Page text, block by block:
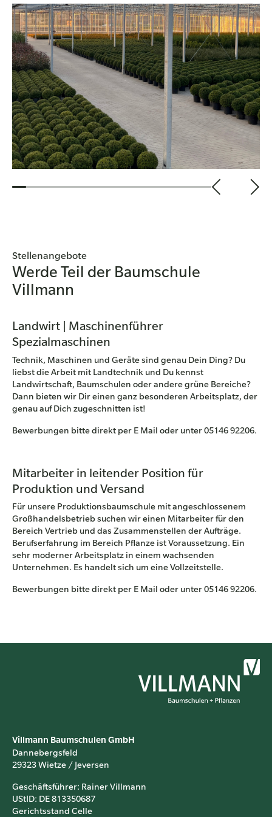
Fahrzeugen und schonender Handhabung sorgen wir dafür,
dass Ihre Pflanzen frisch und unversehrt ankommen.
Stellenangebote
Werde Teil der Baumschule
Villmann
Landwirt | Maschinenführer
Spezialmaschinen
Technik, Maschinen und Geräte sind genau Dein Ding? Du
liebst die Arbeit mit Landtechnik und Du kennst
Landwirtschaft, Baumschulen oder andere grüne Bereiche?
Dann bieten wir Dir einen ganz besonderen Arbeitsplatz, der
genau auf Dich zugeschnitten ist!
Bewerbungen bitte direkt per E Mail oder unter 05146 92206.
Mitarbeiter in leitender Position für
Produktion und Versand
Für unsere Produktionsbaumschule mit angeschlossenem
Großhandelsbetrieb suchen wir einen Mitarbeiter für den
Bereich Vertrieb und das Zusammenstellen der Aufträge.
Berufserfahrung im Bereich Pflanze ist Voraussetzung. Ein
sehr moderner Arbeitsplatz in einem wachsenden
Unternehmen. Es handelt sich um eine Vollzeitstelle.
Bewerbungen bitte direkt per E Mail oder unter 05146 92206.
Villmann Baumschulen GmbH
Dannebergsfeld
29323 Wietze / Jeversen
Geschäftsführer: Rainer Villmann
UStID: DE 813350687
Gerichtsstand Celle